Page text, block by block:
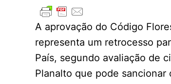
A aprovação do Código
representa um retrocesso
País, segundo avaliação de
Planalto que pode